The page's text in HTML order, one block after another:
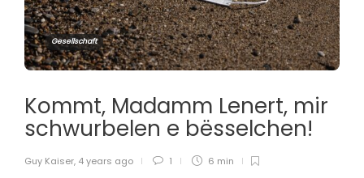
Gesellschaft
Kommt, Madamm Lenert, mir
schwurbelen e bësselchen!
Guy Kaiser, 4 years ago 1 6 min